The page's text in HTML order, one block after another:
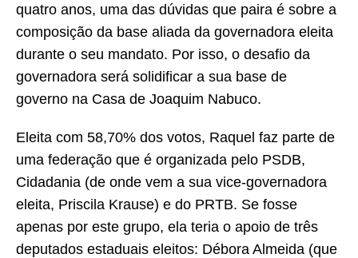
quatro anos, uma das dúvidas que paira é sobre a
composição da base aliada da governadora eleita
durante o seu mandato. Por isso, o desafio da
governadora será solidificar a sua base de
governo na Casa de Joaquim Nabuco.
Eleita com 58,70% dos votos, Raquel faz parte de
uma federação que é organizada pelo PSDB,
Cidadania (de onde vem a sua vice-governadora
eleita, Priscila Krause) e do PRTB. Se fosse
apenas por este grupo, ela teria o apoio de três
deputados estaduais eleitos: Débora Almeida (que